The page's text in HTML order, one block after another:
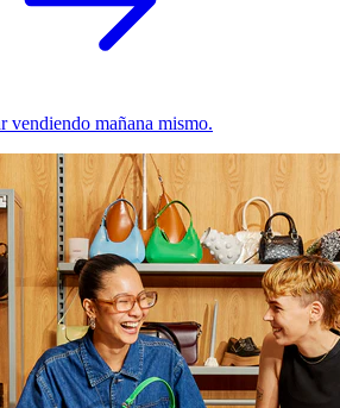
vendiendo mañana mismo.